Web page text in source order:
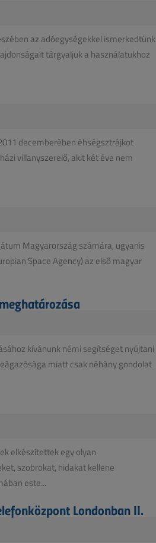
az adóegységekkel ismerkedtünk
tárgyaljuk a használatukhoz
decemberében éhségsztrájkot
villanyszerelő, akit két éve nem
Magyarország számára, ugyanis
Space Agency) az első magyar
kívánunk némi segítséget nyújtani
miatt csak néhány gondolat
elkészítettek egy olyan
szobrokat, hidakat kellene
este...
Londonban II.